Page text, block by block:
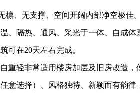
、无支撑、空间开阔内部净空极佳。
、隔热、通风、采光于一体、自成体
可在20天左右完成。
重轻非常适用楼房加层及旧房改造，
意选择）、风格独特、新颖而有韵律